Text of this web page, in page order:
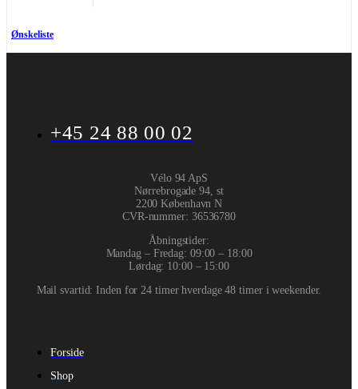
Ønskeliste
+45 24 88 00 02
Vélo 94 ApS
Nørrebrogade 94, st
2200 København N
CVR-nummer: 36536780
Åbningstider:
Mandag – Fredag: 09:00 – 18:00
Lørdag: 10:00 – 15:00
Mail svartid: Inden for 24 timer hverdage 48 timer i weekender.
Forside
Shop